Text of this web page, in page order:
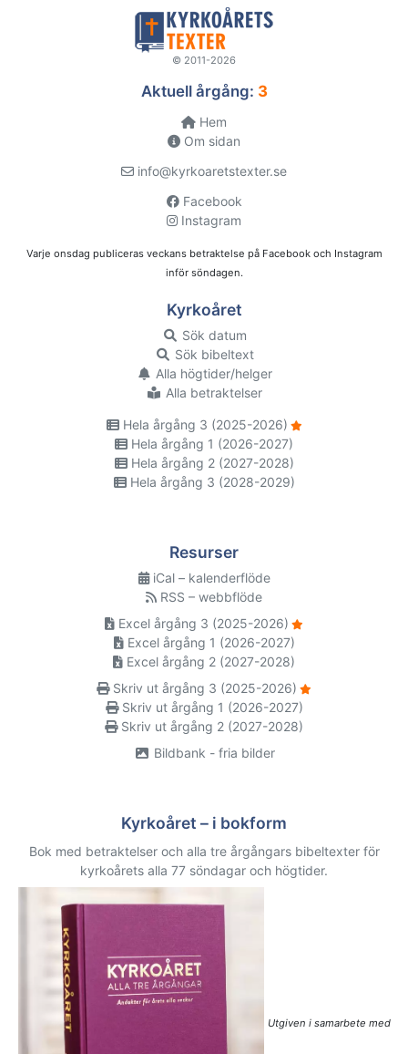
© 2011-2026
Aktuell årgång: 3
Hem
Om sidan
info@kyrkoaretstexter.se
Facebook
Instagram
Varje onsdag publiceras veckans betraktelse på Facebook och Instagram
inför söndagen.
Kyrkoåret
Sök datum
Sök bibeltext
Alla högtider/helger
Alla betraktelser
Hela årgång 3 (2025-2026)
Hela årgång 1 (2026-2027)
Hela årgång 2 (2027-2028)
Hela årgång 3 (2028-2029)
Resurser
iCal – kalenderflöde
RSS – webbflöde
Excel årgång 3 (2025-2026)
Excel årgång 1 (2026-2027)
Excel årgång 2 (2027-2028)
Skriv ut årgång 3 (2025-2026)
Skriv ut årgång 1 (2026-2027)
Skriv ut årgång 2 (2027-2028)
Bildbank - fria bilder
Kyrkoåret – i bokform
Bok med betraktelser och alla tre årgångars bibeltexter för
kyrkoårets alla 77 söndagar och högtider.
Utgiven i samarbete med